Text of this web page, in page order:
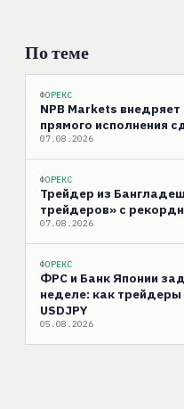
По теме
ФОРЕКС
NPB Markets
прямого исполнения
07.08.2026
ФОРЕКС
Трейдер из
трейдеров» с
07.08.2026
ФОРЕКС
ФРС и Банк Японии
неделе: как
USDJPY
05.08.2026